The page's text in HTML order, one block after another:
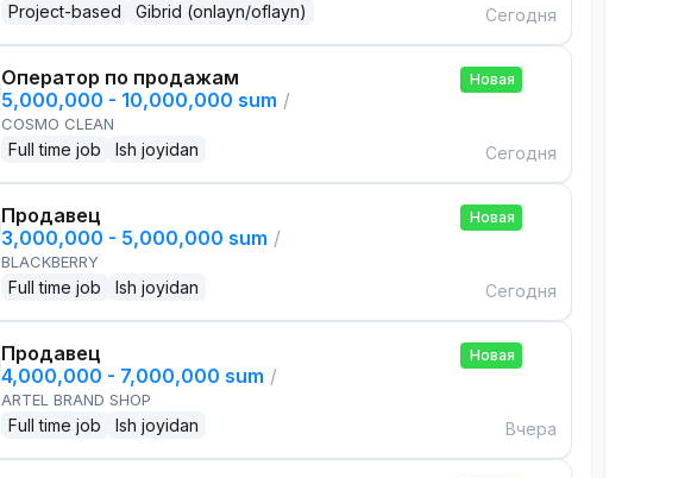
Project-based Gibrid (onlayn/oflayn) Сегодня
Оператор по продажам
5,000,000 - 10,000,000 sum /
COSMO CLEAN
Full time job Ish joyidan
Новая
Сегодня
Продавец
3,000,000 - 5,000,000 sum /
BLACKBERRY
Full time job Ish joyidan
Новая
Сегодня
Продавец
4,000,000 - 7,000,000 sum /
ARTEL BRAND SHOP
Full time job Ish joyidan
Новая
Вчера